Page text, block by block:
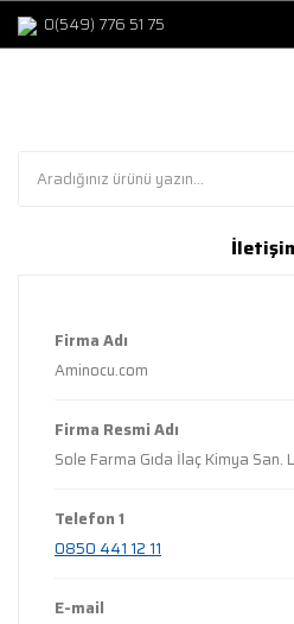
0(549) 776 51 75
Firma Adı
Aminocu.com
Firma Resmi Adı
Sole Farma Gıda İlaç Kimya San.
Telefon 1
0850 441 12 11
E-mail